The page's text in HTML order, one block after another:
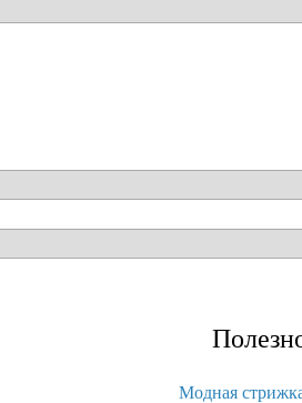
Модная